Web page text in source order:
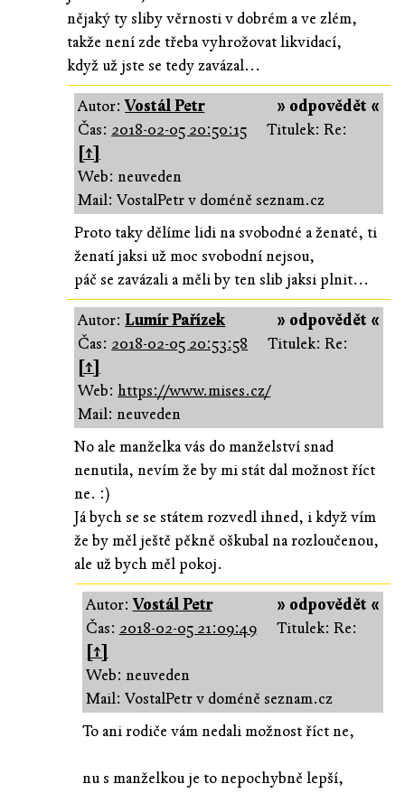
nějaký ty sliby věrnosti v dobrém a ve zlém,
takže není zde třeba vyhrožovat likvidací,
když už jste se tedy zavázal...
» odpovědět «
Autor:Vostál Petr
Čas: 2018-02-05 20:50:15
Titulek: Re:
[↑]
Web: neuveden
Mail: VostalPetr v doméně seznam.cz
Proto taky dělíme lidi na svobodné a ženaté, ti
ženatí jaksi už moc svobodní nejsou,
páč se zavázali a měli by ten slib jaksi plnit...
» odpovědět «
Autor:Lumír Pařízek
Čas: 2018-02-05 20:53:58
Titulek: Re:
[↑]
Web:https://www.mises.cz/
Mail: neuveden
No ale manželka vás do manželství snad
nenutila, nevím že by mi stát dal možnost říct
ne. :)
Já bych se se státem rozvedl ihned, i když vím
že by měl ještě pěkně oškubal na rozloučenou,
ale už bych měl pokoj.
» odpovědět «
Autor:Vostál Petr
Čas: 2018-02-05 21:09:49
Titulek: Re:
[↑]
Web: neuveden
Mail: VostalPetr v doméně seznam.cz
To ani rodiče vám nedali možnost říct ne,
nu s manželkou je to nepochybně lepší,